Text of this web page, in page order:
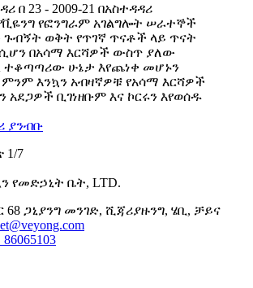
በ 23 - 2009-21 በአስተዳዳሪ
የፎንግራም አገልግሎት ሠራተኞች
ጉብኝት ወቅት የጥገኛ ጥናቶች ላይ ጥናት
በአሳማ እርሻዎች ውስጥ ያለው
ተቆጣጣሪው ሁኔታ እየጨነቀ መሆኑን
ምንም እንኳን አብዛኛዎቹ የአሳማ እርሻዎች
አደጋዎች ቢገነዘቡም እና ኮርሩን እየወሰዱ
ያንብቡ
1/7
የመድኃኒት ቤት, LTD.
68 ጋኒያንግ መንገድ, ሺጃሪያዙንግ, ሄቢ, ቻይና